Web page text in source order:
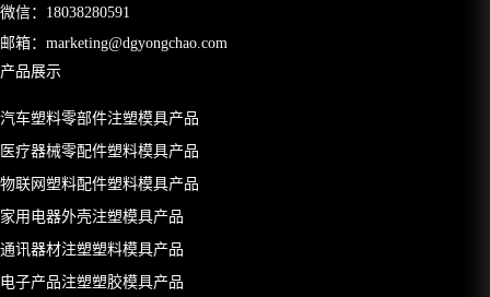
微信：18038280591
邮箱： marketing@dgyongchao.com
产品展示
汽车塑料零部件注塑模具产品
医疗器械零配件塑料模具产品
物联网塑料配件塑料模具产品
家用电器外壳注塑模具产品
通讯器材注塑塑料模具产品
电子产品注塑塑胶模具产品